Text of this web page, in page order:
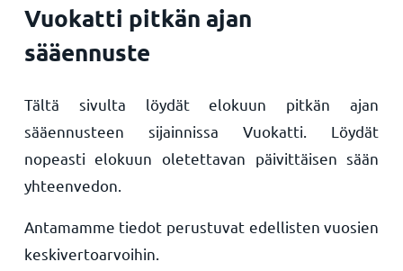
Vuokatti pitkän ajan
sääennuste
Tältä sivulta löydät elokuun pitkän ajan
sääennusteen sijainnissa Vuokatti. Löydät
nopeasti elokuun oletettavan päivittäisen sään
yhteenvedon.
Antamamme tiedot perustuvat edellisten vuosien
keskivertoarvoihin.